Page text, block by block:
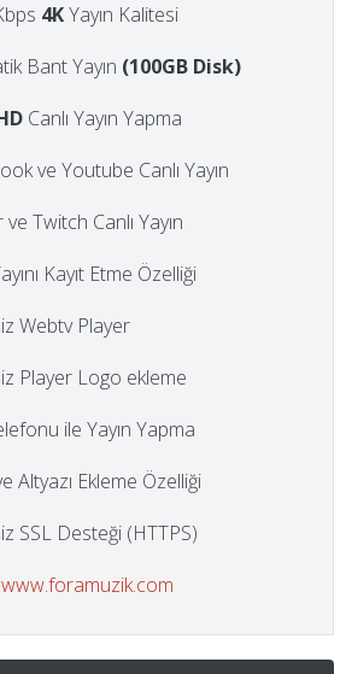
4KYayın Kalitesi
Bant Yayın (100GB Disk)
Canlı Yayın Yapma
ve Youtube Canlı Yayın
Twitch Canlı Yayın
Kayıt Etme Özelliği
Webtv Player
Player Logo ekleme
ile Yayın Yapma
Altyazı Ekleme Özelliği
SSL Desteği (HTTPS)